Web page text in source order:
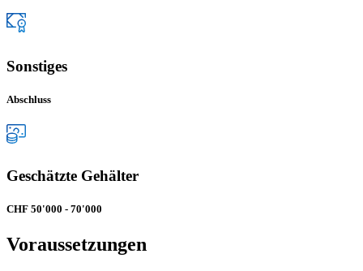
Sonstiges
Abschluss
Geschätzte Gehälter
CHF 50'000 - 70'000
Voraussetzungen